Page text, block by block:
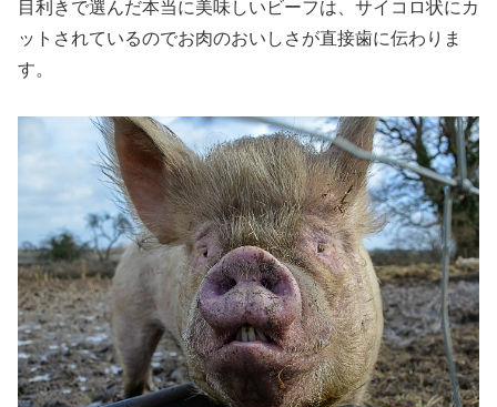
目利きで選んだ本当に美味しいビーフは、サイコロ状にカ
ットされているのでお肉のおいしさが直接歯に伝わりま
す。